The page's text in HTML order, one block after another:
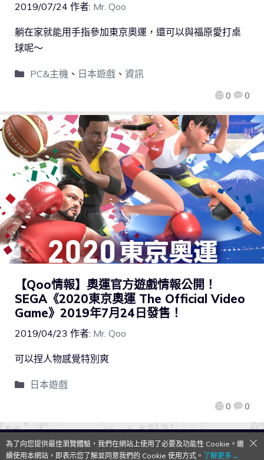
2019/07/24 作者: Mr. Qoo
0 0
躺在家就能用手指參加東京奧運，還可以與福原愛打桌
球呢～
PC&主機、 日本遊戲、 資訊
【Qoo情報】奧運官方遊戲情報公開！
SEGA《2020東京奧運 The Official Video
Game》2019年7月24日發售！
2019/04/23 作者: Mr. Qoo
0 0
可以捏人物感覺特別爽
日本遊戲
QooApp Limited © 2026
為了向您提供最佳瀏覽體驗，我們在網站上使用了必要及功能性 Cookie。繼
續使用本網站，即表示您了解並同意我們的 Cookie 使用方式。 了解更多→